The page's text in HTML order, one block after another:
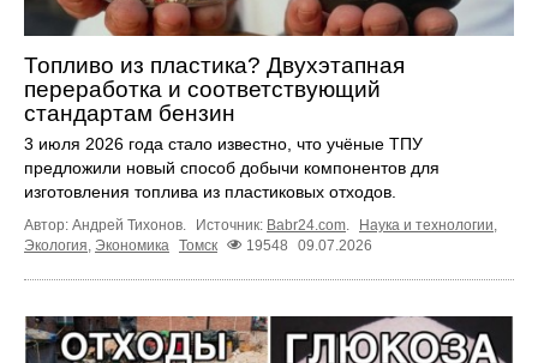
Топливо из пластика? Двухэтапная
переработка и соответствующий
стандартам бензин
3 июля 2026 года стало известно, что учёные ТПУ
предложили новый способ добычи компонентов для
изготовления топлива из пластиковых отходов.
Автор: Андрей Тихонов. Источник: Babr24.com. Наука и технологии,
Экология, Экономика Томск 19548 09.07.2026